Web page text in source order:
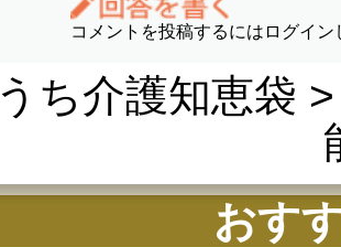
コメントを投稿するにはログイン
うち介護知恵袋
おす